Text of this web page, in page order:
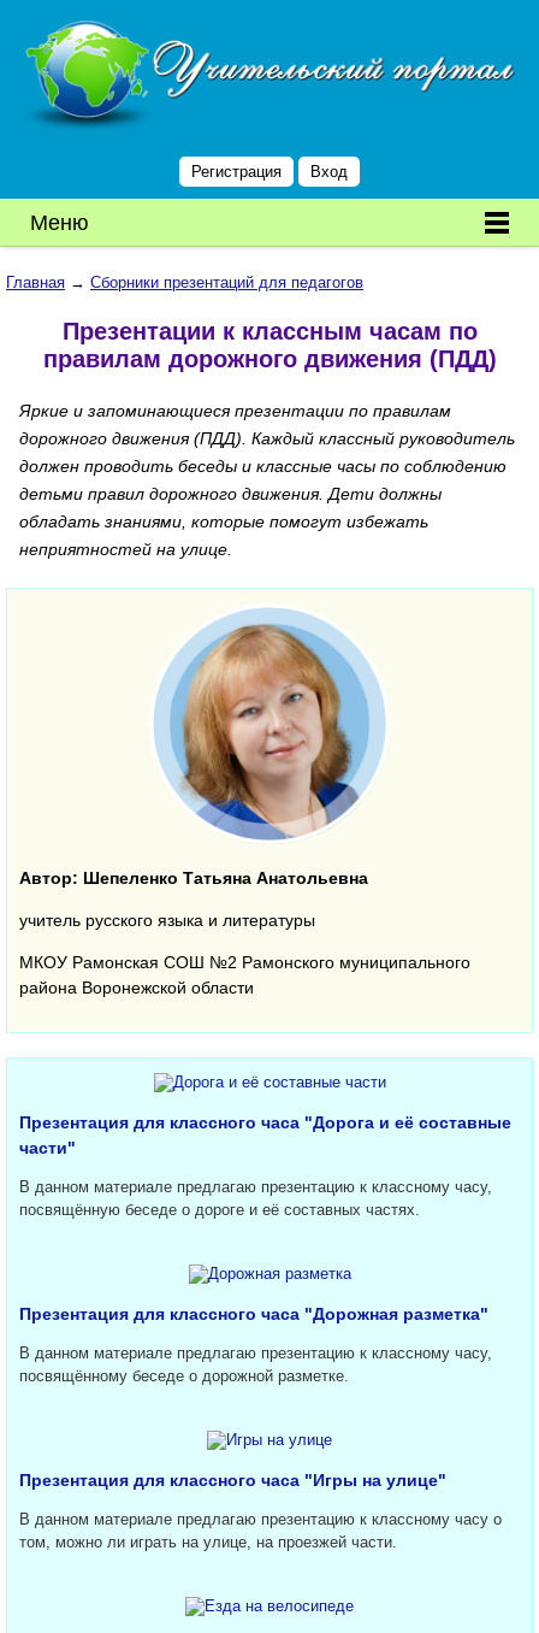
Регистрация Вход
Меню
Главная → Сборники презентаций для педагогов
Презентации к классным часам по
правилам дорожного движения (ПДД)
Яркие и запоминающиеся презентации по правилам
дорожного движения (ПДД). Каждый классный руководитель
должен проводить беседы и классные часы по соблюдению
детьми правил дорожного движения. Дети должны
обладать знаниями, которые помогут избежать
неприятностей на улице.
Автор: Шепеленко Татьяна Анатольевна
учитель русского языка и литературы
МКОУ Рамонская СОШ №2 Рамонского муниципального
района Воронежской области
Презентация для классного часа "Дорога и её составные
части"
В данном материале предлагаю презентацию к классному часу,
посвящённую беседе о дороге и её составных частях.
Презентация для классного часа "Дорожная разметка"
В данном материале предлагаю презентацию к классному часу,
посвящённому беседе о дорожной разметке.
Презентация для классного часа "Игры на улице"
В данном материале предлагаю презентацию к классному часу о
том, можно ли играть на улице, на проезжей части.